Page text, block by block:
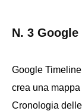
N. 3
Google
crea una
Cronologia